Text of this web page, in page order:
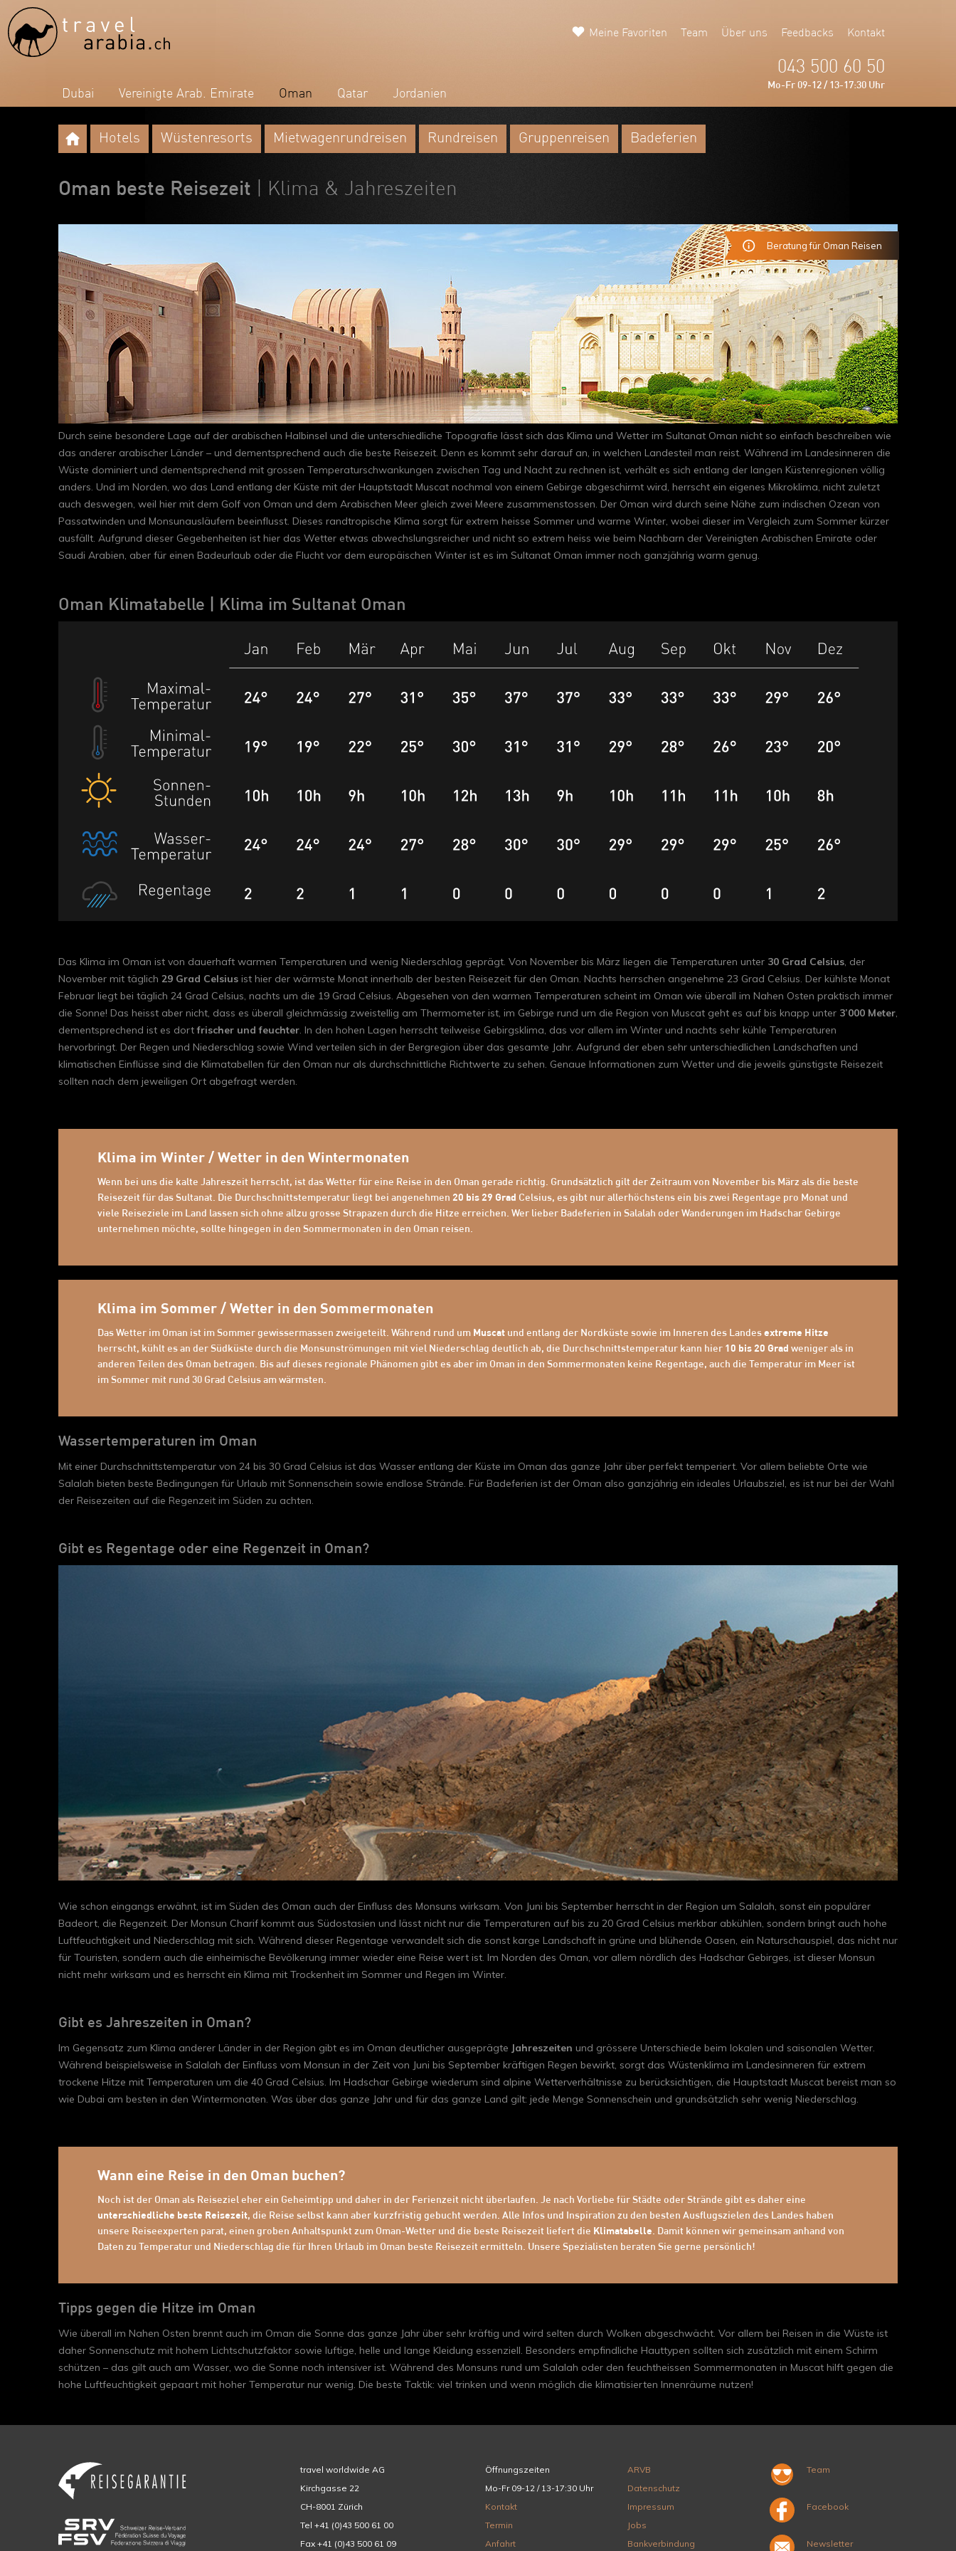
Dubai Vereinigte Arab. Emirate Oman Qatar Jordanien
Meine Favoriten Team Über uns Feedbacks Kontakt
043 500 60 50
Mo-Fr 09-12 / 13-17:30 Uhr
Hotels Wüstenresorts Mietwagenrundreisen Rundreisen Gruppenreisen Badeferien
Oman beste Reisezeit | Klima & Jahreszeiten
Beratung für Oman Reisen
Durch seine besondere Lage auf der arabischen Halbinsel und die unterschiedliche Topografie lässt sich das Klima und Wetter im Sultanat Oman nicht so einfach beschreiben wie
das anderer arabischer Länder – und dementsprechend auch die beste Reisezeit. Denn es kommt sehr darauf an, in welchen Landesteil man reist. Während im Landesinneren die
Wüste dominiert und dementsprechend mit grossen Temperaturschwankungen zwischen Tag und Nacht zu rechnen ist, verhält es sich entlang der langen Küstenregionen völlig
anders. Und im Norden, wo das Land entlang der Küste mit der Hauptstadt Muscat nochmal von einem Gebirge abgeschirmt wird, herrscht ein eigenes Mikroklima, nicht zuletzt
auch deswegen, weil hier mit dem Golf von Oman und dem Arabischen Meer gleich zwei Meere zusammenstossen. Der Oman wird durch seine Nähe zum indischen Ozean von
Passatwinden und Monsunausläufern beeinflusst. Dieses randtropische Klima sorgt für extrem heisse Sommer und warme Winter, wobei dieser im Vergleich zum Sommer kürzer
ausfällt. Aufgrund dieser Gegebenheiten ist hier das Wetter etwas abwechslungsreicher und nicht so extrem heiss wie beim Nachbarn der Vereinigten Arabischen Emirate oder
Saudi Arabien, aber für einen Badeurlaub oder die Flucht vor dem europäischen Winter ist es im Sultanat Oman immer noch ganzjährig warm genug.
Oman Klimatabelle | Klima im Sultanat Oman
Das Klima im Oman ist von dauerhaft warmen Temperaturen und wenig Niederschlag geprägt. Von November bis März liegen die Temperaturen unter 30 Grad Celsius, der
November mit täglich 29 Grad Celsius ist hier der wärmste Monat innerhalb der besten Reisezeit für den Oman. Nachts herrschen angenehme 23 Grad Celsius. Der kühlste Monat
Februar liegt bei täglich 24 Grad Celsius, nachts um die 19 Grad Celsius. Abgesehen von den warmen Temperaturen scheint im Oman wie überall im Nahen Osten praktisch immer
die Sonne! Das heisst aber nicht, dass es überall gleichmässig zweistellig am Thermometer ist, im Gebirge rund um die Region von Muscat geht es auf bis knapp unter 3’000 Meter,
dementsprechend ist es dortfrischer und feuchter. In den hohen Lagen herrscht teilweise Gebirgsklima, das vor allem im Winter und nachts sehr kühle Temperaturen
hervorbringt. Der Regen und Niederschlag sowie Wind verteilen sich in der Bergregion über das gesamte Jahr. Aufgrund der eben sehr unterschiedlichen Landschaften und
klimatischen Einflüsse sind die Klimatabellen für den Oman nur als durchschnittliche Richtwerte zu sehen. Genaue Informationen zum Wetter und die jeweils günstigste Reisezeit
sollten nach dem jeweiligen Ort abgefragt werden.
Klima im Winter / Wetter in den Wintermonaten
Wenn bei uns die kalte Jahreszeit herrscht, ist das Wetter für eine Reise in den Oman gerade richtig. Grundsätzlich gilt der Zeitraum von November bis März als die beste
Reisezeit für das Sultanat. Die Durchschnittstemperatur liegt bei angenehmen 20 bis 29 Grad Celsius, es gibt nur allerhöchstens ein bis zwei Regentage pro Monat und
viele Reiseziele im Land lassen sich ohne allzu grosse Strapazen durch die Hitze erreichen. Wer lieber Badeferien in Salalah oder Wanderungen im Hadschar Gebirge
unternehmen möchte, sollte hingegen in den Sommermonaten in den Oman reisen.
Klima im Sommer / Wetter in den Sommermonaten
Das Wetter im Oman ist im Sommer gewissermassen zweigeteilt. Während rund um Muscat und entlang der Nordküste sowie im Inneren des Landes extreme Hitze
herrscht, kühlt es an der Südküste durch die Monsunströmungen mit viel Niederschlag deutlich ab, die Durchschnittstemperatur kann hier 10 bis 20 Grad weniger als in
anderen Teilen des Oman betragen. Bis auf dieses regionale Phänomen gibt es aber im Oman in den Sommermonaten keine Regentage, auch die Temperatur im Meer ist
im Sommer mit rund 30 Grad Celsius am wärmsten.
Wassertemperaturen im Oman
Mit einer Durchschnittstemperatur von 24 bis 30 Grad Celsius ist das Wasser entlang der Küste im Oman das ganze Jahr über perfekt temperiert. Vor allem beliebte Orte wie
Salalah bieten beste Bedingungen für Urlaub mit Sonnenschein sowie endlose Strände. Für Badeferien ist der Oman also ganzjährig ein ideales Urlaubsziel, es ist nur bei der Wahl
der Reisezeiten auf die Regenzeit im Süden zu achten.
Gibt es Regentage oder eine Regenzeit in Oman?
Wie schon eingangs erwähnt, ist im Süden des Oman auch der Einfluss des Monsuns wirksam. Von Juni bis September herrscht in der Region um Salalah, sonst ein populärer
Badeort, die Regenzeit. Der Monsun Charif kommt aus Südostasien und lässt nicht nur die Temperaturen auf bis zu 20 Grad Celsius merkbar abkühlen, sondern bringt auch hohe
Luftfeuchtigkeit und Niederschlag mit sich. Während dieser Regentage verwandelt sich die sonst karge Landschaft in grüne und blühende Oasen, ein Naturschauspiel, das nicht nur
für Touristen, sondern auch die einheimische Bevölkerung immer wieder eine Reise wert ist. Im Norden des Oman, vor allem nördlich des Hadschar Gebirges, ist dieser Monsun
nicht mehr wirksam und es herrscht ein Klima mit Trockenheit im Sommer und Regen im Winter.
Gibt es Jahreszeiten in Oman?
Im Gegensatz zum Klima anderer Länder in der Region gibt es im Oman deutlicher ausgeprägte Jahreszeiten und grössere Unterschiede beim lokalen und saisonalen Wetter.
Während beispielsweise in Salalah der Einfluss vom Monsun in der Zeit von Juni bis September kräftigen Regen bewirkt, sorgt das Wüstenklima im Landesinneren für extrem
trockene Hitze mit Temperaturen um die 40 Grad Celsius. Im Hadschar Gebirge wiederum sind alpine Wetterverhältnisse zu berücksichtigen, die Hauptstadt Muscat bereist man so
wie Dubai am besten in den Wintermonaten. Was über das ganze Jahr und für das ganze Land gilt: jede Menge Sonnenschein und grundsätzlich sehr wenig Niederschlag.
Wann eine Reise in den Oman buchen?
Noch ist der Oman als Reiseziel eher ein Geheimtipp und daher in der Ferienzeit nicht überlaufen. Je nach Vorliebe für Städte oder Strände gibt es daher eine
unterschiedliche beste Reisezeit, die Reise selbst kann aber kurzfristig gebucht werden. Alle Infos und Inspiration zu den besten Ausflugszielen des Landes haben
unsere Reiseexperten parat, einen groben Anhaltspunkt zum Oman-Wetter und die beste Reisezeit liefert die Klimatabelle. Damit können wir gemeinsam anhand von
Daten zu Temperatur und Niederschlag die für Ihren Urlaub im Oman beste Reisezeit ermitteln. Unsere Spezialisten beraten Sie gerne persönlich!
Tipps gegen die Hitze im Oman
Wie überall im Nahen Osten brennt auch im Oman die Sonne das ganze Jahr über sehr kräftig und wird selten durch Wolken abgeschwächt. Vor allem bei Reisen in die Wüste ist
daher Sonnenschutz mit hohem Lichtschutzfaktor sowie luftige, helle und lange Kleidung essenziell. Besonders empfindliche Hauttypen sollten sich zusätzlich mit einem Schirm
schützen – das gilt auch am Wasser, wo die Sonne noch intensiver ist. Während des Monsuns rund um Salalah oder den feuchtheissen Sommermonaten in Muscat hilft gegen die
hohe Luftfeuchtigkeit gepaart mit hoher Temperatur nur wenig. Die beste Taktik: viel trinken und wenn möglich die klimatisierten Innenräume nutzen!
travel worldwide AG
Kirchgasse 22
CH-8001 Zürich
Tel +41 (0)43 500 61 00
Fax +41 (0)43 500 61 09
Öffnungszeiten
Mo-Fr 09-12 / 13-17:30 Uhr
Kontakt
Termin
Anfahrt
ARVB
Datenschutz
Impressum
Jobs
Bankverbindung
Team
Facebook
Newsletter